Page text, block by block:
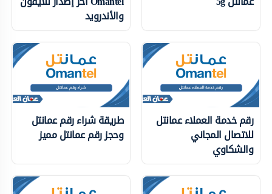
والأندرويد
رقم خدمة العملاء عمانتل
للاتصال المجاني
والشكاوي
طريقة شراء رقم عمانتل
وحجز رقم عمانتل مميز